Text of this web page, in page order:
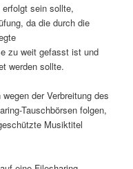
sein sollte,
da die durch die
zu weit gefasst ist und
werden sollte.
der Verbreitung des
Tauschbörsen folgen,
Musiktitel